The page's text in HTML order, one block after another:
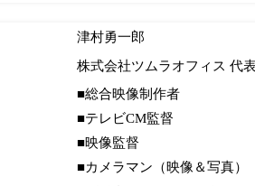
津村勇一郎
株式会社ツムラオフィス 代
■総合映像制作者
■テレビCM監督
■映像監督
■カメラマン（映像＆写真）